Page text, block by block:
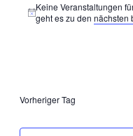
Hinweis
Keine Veranstaltungen
geht es zu dennächsten
Vorheriger Tag